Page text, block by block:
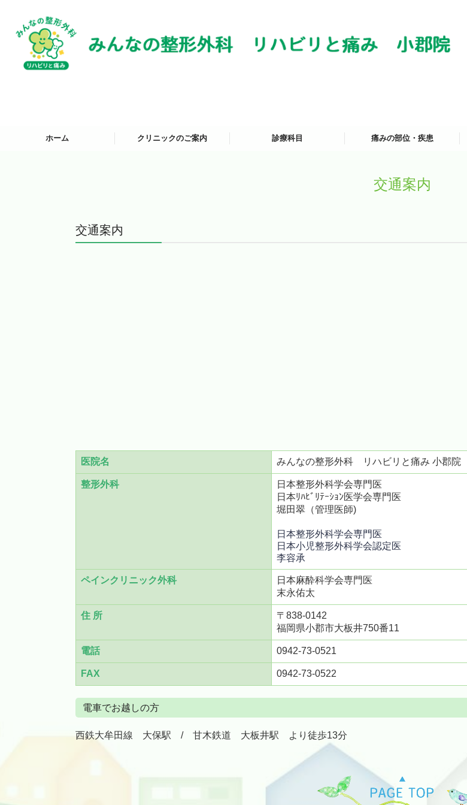
ホーム クリニックのご案内 診療科目 痛みの部位・疾患
交通案内
交通案内
医院名 みんなの整形外科 リハビリと痛み 小郡院
整形外科
日本整形外科学会専門医
日本ﾘﾊﾋﾞﾘﾃｰｼｮﾝ医学会専門医
堀田翠（管理医師)
日本整形外科学会専門医
日本小児整形外科学会認定医
李容承
ペインクリニック外科
日本麻酔科学会専門医
末永佑太
住 所
〒838-0142
福岡県小郡市大板井750番11
電話 0942-73-0521
FAX 0942-73-0522
電車でお越しの方
西鉄大牟田線 大保駅 / 甘木鉄道 大板井駅 より徒歩13分